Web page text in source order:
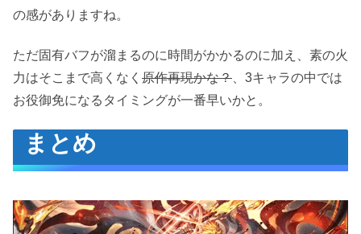
の感がありますね。
ただ固有バフが溜まるのに時間がかかるのに加え、素の火
力はそこまで高くなく 原作再現かな？ 、3キャラの中では
お役御免になるタイミングが一番早いかと。
まとめ